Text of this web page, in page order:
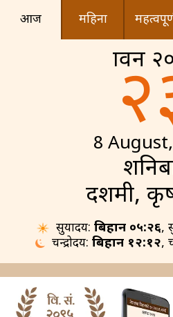
आज महिना
श्रावन
8
दशमी,
सुर्योदय: बिहान ०५:२६,
चन्द्रोदय: बिहान १२:१२,